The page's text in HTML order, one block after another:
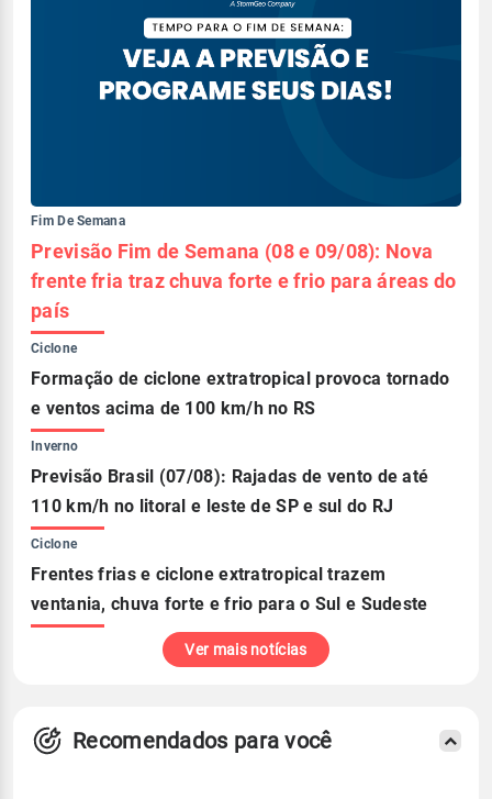
Fim De Semana
Previsão Fim de Semana (08 e 09/08): Nova
frente fria traz chuva forte e frio para áreas do
país
Ciclone
Formação de ciclone extratropical provoca tornado
e ventos acima de 100 km/h no RS
Inverno
Previsão Brasil (07/08): Rajadas de vento de até
110 km/h no litoral e leste de SP e sul do RJ
Ciclone
Frentes frias e ciclone extratropical trazem
ventania, chuva forte e frio para o Sul e Sudeste
Ver mais notícias
Recomendados para você